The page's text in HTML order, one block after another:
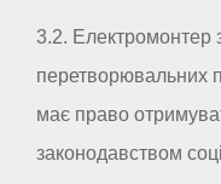
3.2. Електромонтер
перетворювальних
має право
законодавством